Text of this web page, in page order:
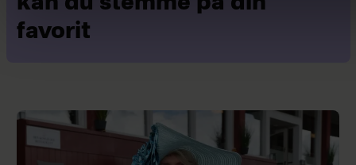
favorit